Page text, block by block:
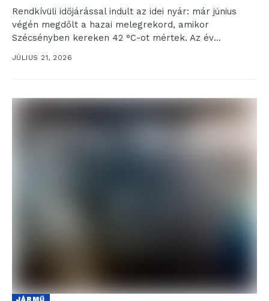
Rendkívüli időjárással indult az idei nyár: már június
végén megdőlt a hazai melegrekord, amikor
Szécsényben kereken 42 °C-ot mértek. Az év
hagyományosan legmelegebb...
JÚLIUS 21, 2026
JÁRMŰ